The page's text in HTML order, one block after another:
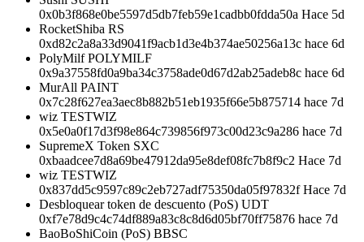
0x0b3f868e0be5597d5db7feb59e1cadbb0fdda50a Hace 5d
RocketShiba RS
0xd82c2a8a33d9041f9acb1d3e4b374ae50256a13c hace 6d
PolyMilf POLYMILF
0x9a37558fd0a9ba34c3758ade0d67d2ab25adeb8c hace 6d
MurAll PAINT
0x7c28f627ea3aec8b882b51eb1935f66e5b875714 hace 7d
wiz TESTWIZ
0x5e0a0f17d3f98e864c739856f973c00d23c9a286 hace 7d
SupremeX Token SXC
0xbaadcee7d8a69be47912da95e8def08fc7b8f9c2 Hace 7d
wiz TESTWIZ
0x837dd5c9597c89c2eb727adf75350da05f97832f Hace 7d
Desbloquear token de descuento (PoS) UDT
0xf7e78d9c4c74df889a83c8c8d6d05bf70ff75876 hace 7d
BaoBoShiCoin (PoS) BBSC